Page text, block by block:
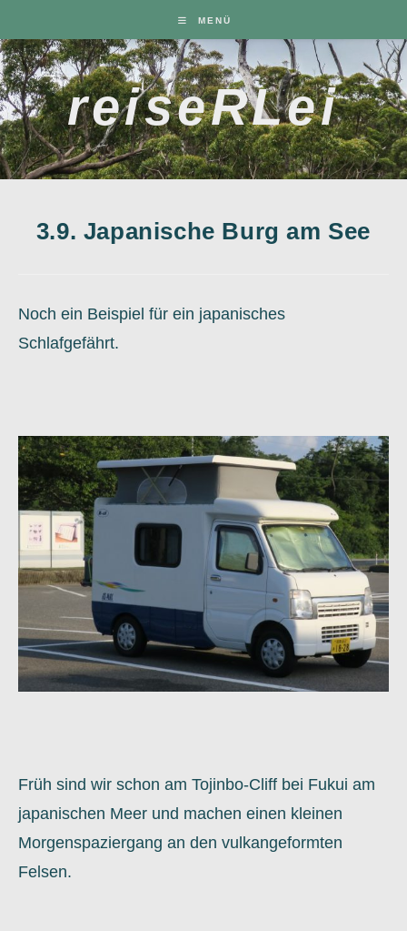
springen
MENÜ
reiseRLei
3.9. Japanische Burg am See
Noch ein Beispiel für ein japanisches
Schlafgefährt.
Früh sind wir schon am Tojinbo-Cliff bei Fukui am
japanischen Meer und machen einen kleinen
Morgenspaziergang an den vulkangeformten
Felsen.